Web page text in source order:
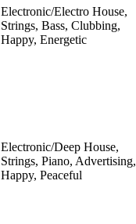
Electronic/Electro House,
Strings, Bass, Clubbing,
Happy, Energetic
Electronic/Deep House,
Strings, Piano, Advertising,
Happy, Peaceful